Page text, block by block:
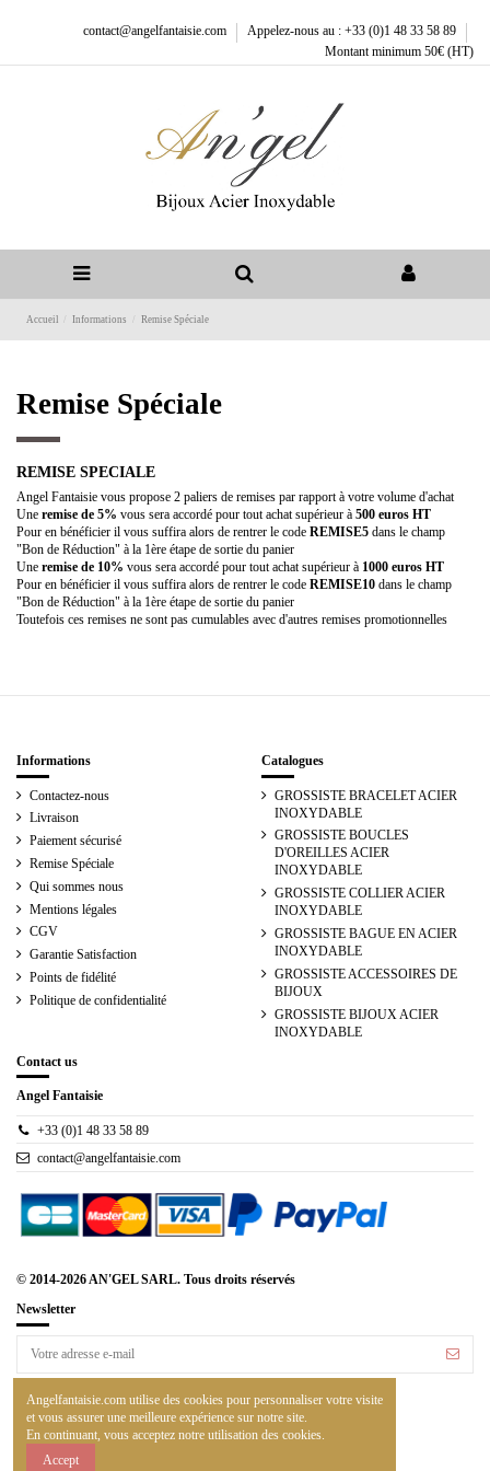
contact@angelfantaisie.com
Appelez-nous au : +33 (0)1 48 33 58 89
Montant minimum 50€ (HT)
Accueil Informations Remise Spéciale
Remise Spéciale
REMISE SPECIALE
Angel Fantaisie vous propose 2 paliers de remises par rapport à votre volume d'achat
Une remise de 5% vous sera accordé pour tout achat supérieur à 500 euros HT
Pour en bénéficier il vous suffira alors de rentrer le code REMISE5 dans le champ
"Bon de Réduction" à la 1ère étape de sortie du panier
Une remise de 10% vous sera accordé pour tout achat supérieur à 1000 euros HT
Pour en bénéficier il vous suffira alors de rentrer le code REMISE10 dans le champ
"Bon de Réduction" à la 1ère étape de sortie du panier
Toutefois ces remises ne sont pas cumulables avec d'autres remises promotionnelles
Informations
Contactez-nous
Livraison
Paiement sécurisé
Remise Spéciale
Qui sommes nous
Mentions légales
CGV
Garantie Satisfaction
Points de fidélité
Politique de confidentialité
Catalogues
GROSSISTE BRACELET ACIER
INOXYDABLE
GROSSISTE BOUCLES
D'OREILLES ACIER
INOXYDABLE
GROSSISTE COLLIER ACIER
INOXYDABLE
GROSSISTE BAGUE EN ACIER
INOXYDABLE
GROSSISTE ACCESSOIRES DE
BIJOUX
GROSSISTE BIJOUX ACIER
INOXYDABLE
Contact us
Angel Fantaisie
+33 (0)1 48 33 58 89
contact@angelfantaisie.com
© 2014-2026 AN'GEL SARL. Tous droits réservés
Newsletter
trouverez pour cela nos informations de contact dans les
conditions d'utilisation du site.
Angelfantaisie.com utilise des cookies pour personnaliser votre visite
et vous assurer une meilleure expérience sur notre site.
En continuant, vous acceptez notre utilisation des cookies.
Accept